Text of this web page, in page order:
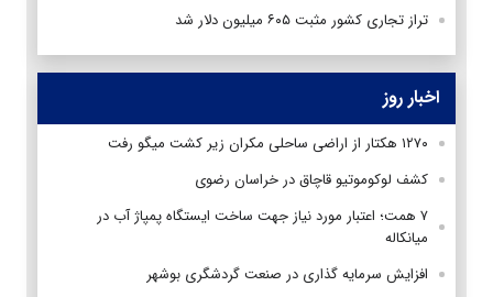
تراز تجاری کشور مثبت ۶۰۵ میلیون دلار شد
اخبار روز
۱۲۷۰ هکتار از اراضی ساحلی مکران زیر کشت میگو رفت
کشف لوکوموتیو قاچاق در خراسان رضوی
۷ همت؛ اعتبار مورد نیاز جهت ساخت ایستگاه پمپاژ آب در
میانکاله
افزایش سرمایه گذاری در صنعت گردشگری بوشهر